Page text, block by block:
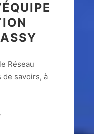
Réseau
de savoirs, à